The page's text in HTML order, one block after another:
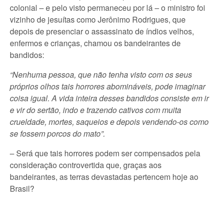
colonial – e pelo visto permaneceu por lá – o ministro foi
vizinho de jesuítas como Jerônimo Rodrigues, que
depois de presenciar o assassinato de índios velhos,
enfermos e crianças, chamou os bandeirantes de
bandidos:
“Nenhuma pessoa, que não tenha visto com os seus
próprios olhos tais horrores abomináveis, pode imaginar
coisa igual. A vida inteira desses bandidos consiste em ir
e vir do sertão, indo e trazendo cativos com muita
crueldade, mortes, saqueios e depois vendendo-os como
se fossem porcos do mato”.
– Será que tais horrores podem ser compensados pela
consideração controvertida que, graças aos
bandeirantes, as terras devastadas pertencem hoje ao
Brasil?